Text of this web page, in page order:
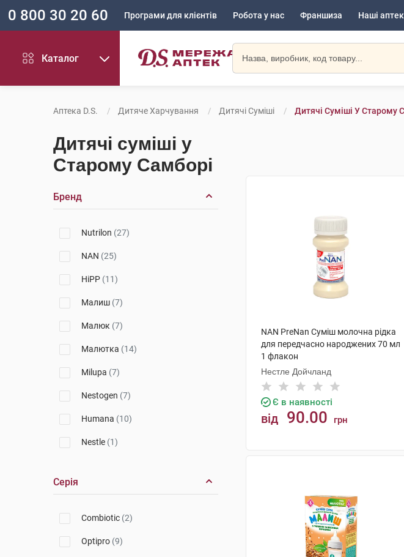
0 800 30 20 60 Програми для клієнтів Робота у нас Франшиза Наші
Каталог
Аптека D.S. Дитяче Харчування Дитячі Суміші Дитячі Суміші У Старому
Дитячі суміші у
Старому Самборі
Бренд
Nutrilon (27)
NAN (25)
HiPP (11)
Малиш (7)
Малюк (7)
Малютка (14)
Milupa (7)
Nestogen (7)
Humana (10)
Nestle (1)
Серія
Combiotic (2)
Optipro (9)
NAN PreNan Суміш молочна рідка
для передчасно народжених 70 мл
1 флакон
Нестле Дойчланд
Є в наявності
від 90.00 грн